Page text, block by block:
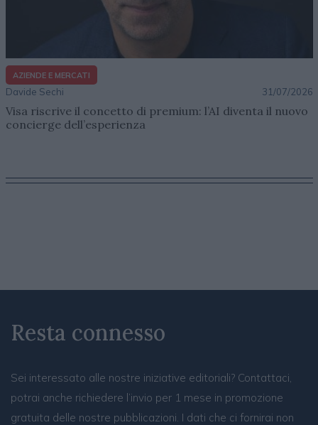
AZIENDE E MERCATI
Davide Sechi 31/07/2026
Visa riscrive il concetto di premium: l’AI diventa il nuovo
concierge dell’esperienza
Resta connesso
Sei interessato alle nostre iniziative editoriali? Contattaci,
potrai anche richiedere l’invio per 1 mese in promozione
gratuita delle nostre pubblicazioni. I dati che ci fornirai non